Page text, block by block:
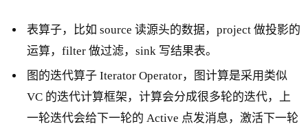
表算子，比如 source 读源头的数据，project 做投影的
运算，filter 做过滤，sink 写结果表。
图的迭代算子 Iterator Operator，图计算是采用类似
VC 的迭代计算框架，计算会分成很多轮的迭代，上
一轮迭代会给下一轮的 Active 点发消息，激活下一轮